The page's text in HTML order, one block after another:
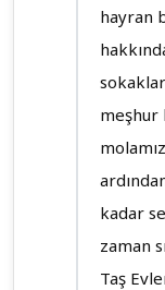
hayran
meşhur
kadar
zaman
Taş